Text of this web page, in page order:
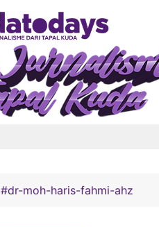
#dr-moh-haris-fahmi-ahz